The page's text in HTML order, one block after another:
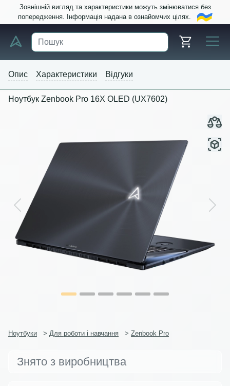
Зовнішній вигляд та характеристики можуть змінюватися без
попередження. Інформація надана в ознайомчих цілях.
Опис Характеристики Відгуки
Ноутбук Zenbook Pro 16X OLED (UX7602)
Previous Next
Ноутбуки > Для роботи і навчання > Zenbook Pro
Знято з виробництва